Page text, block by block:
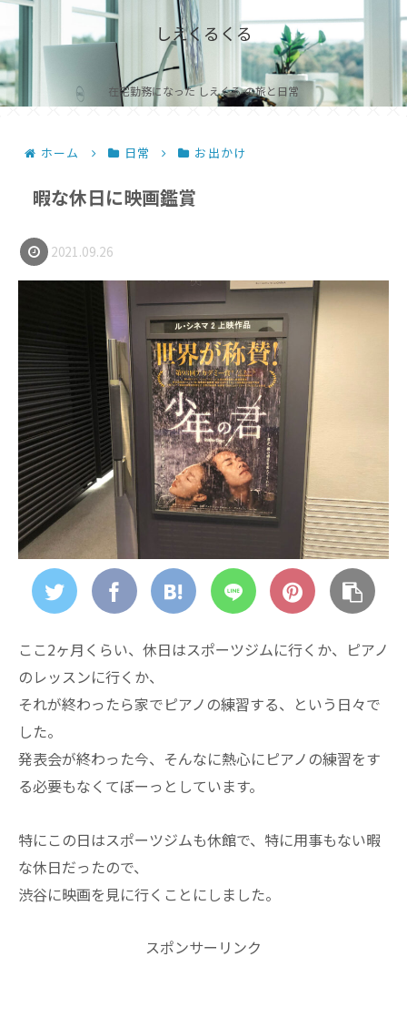
しえくるくる
在宅勤務になった しえくる の旅と日常
ホーム 日常 お出かけ
暇な休日に映画鑑賞
2021.09.26
ここ2ヶ月くらい、休日はスポーツジムに行くか、ピアノ
のレッスンに行くか、
それが終わったら家でピアノの練習する、という日々で
した。
発表会が終わった今、そんなに熱心にピアノの練習をす
る必要もなくてぼーっとしています。
特にこの日はスポーツジムも休館で、特に用事もない暇
な休日だったので、
渋谷に映画を見に行くことにしました。
スポンサーリンク